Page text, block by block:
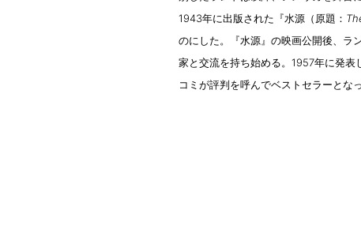
1943年に出版された『水源（原題：
のにした。『水源』の映画公開後、ラ
家と交流を持ち始める。1957年に発
コミが評判を呼んでベストセラーとな